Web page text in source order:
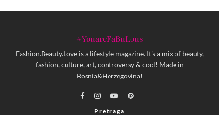
#YouareFaBuLous
Fashion.Beauty.Love is a lifestyle magazine. It's a mix of beauty,
fashion, culture, art, controversy & cool! Made in
Bosnia&Herzegovina!
Pretraga